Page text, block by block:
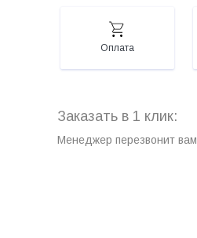
Оплата
Заказать в 1 клик:
Менеджер перезвонит вам